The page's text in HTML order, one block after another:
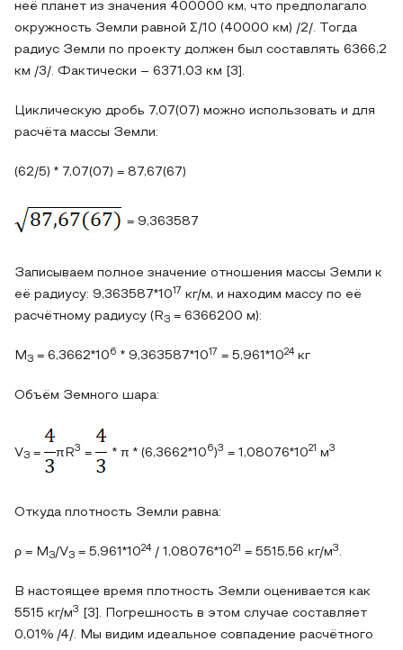
неё планет из значения 400000 км, что предполагало
окружность Земли равной Σ/10 (40000 км) /2/. Тогда
радиус Земли по проекту должен был составлять 6366,2
км /3/. Фактически – 6371,03 км [3].
Циклическую дробь 7,07(07) можно использовать и для
расчёта массы Земли:
(62/5) * 7,07(07) = 87,67(67)
= 9,363587
Записываем полное значение отношения массы Земли к
её радиусу: 9,363587*10
17 кг/м, и находим массу по её
расчётному радиусу (RЗ = 6366200 м):
М З = 6,3662*10 6 * 9,363587*10 17 = 5,961*1024 кг
Объём Земного шара:
VЗ = πR3 = * π * (6,3662*10 6 )3 = 1,08076*1021 м3
Откуда плотность Земли равна:
ρ = М З/VЗ = 5,961*1024 / 1,08076*1021 = 5515,56 кг/м3 .
В настоящее время плотность Земли оценивается как
5515 кг/м3
[3]. Погрешность в этом случае составляет
0,01% /4/. Мы видим идеальное совпадение расчётного